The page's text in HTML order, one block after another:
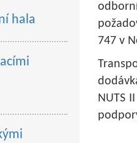
747 v
NUTS
hala